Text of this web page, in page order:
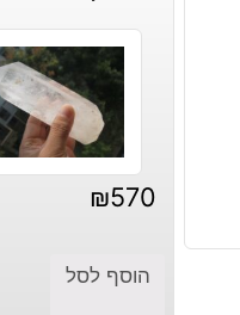
₪570
הוסף לסל